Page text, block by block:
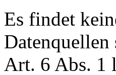
Es findet
Art. 6 Abs. 1